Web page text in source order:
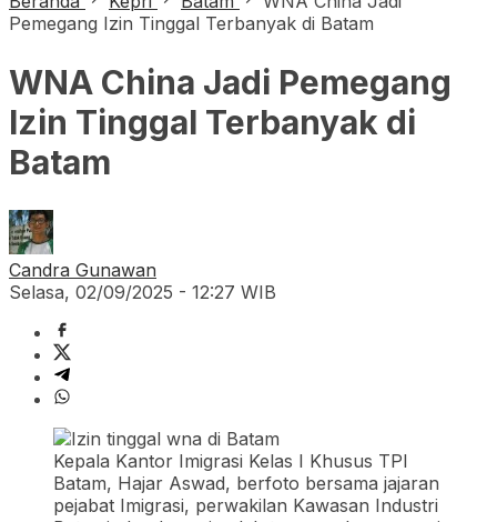
Pemegang Izin Tinggal Terbanyak di Batam
WNA China Jadi Pemegang
Izin Tinggal Terbanyak di
Batam
Candra Gunawan
Selasa, 02/09/2025 - 12:27 WIB
Kepala Kantor Imigrasi Kelas I Khusus TPI
Batam, Hajar Aswad, berfoto bersama jajaran
pejabat Imigrasi, perwakilan Kawasan Industri